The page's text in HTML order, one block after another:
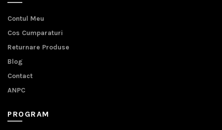
Contul Meu
Cos Cumparaturi
Returnare Produse
Blog
Contact
ANPC
PROGRAM